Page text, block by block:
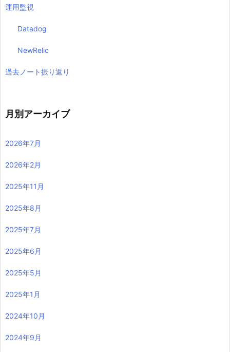
運用監視
Datadog
NewRelic
過去ノート振り返り
月別アーカイブ
2026年7月
2026年2月
2025年11月
2025年8月
2025年7月
2025年6月
2025年5月
2025年1月
2024年10月
2024年9月